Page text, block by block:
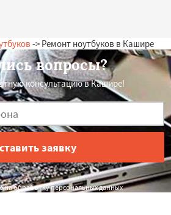
-> Ремонт ноутбуков в Кашире
вопросы?
консультацию в Кашире!
на обработку персональных данных